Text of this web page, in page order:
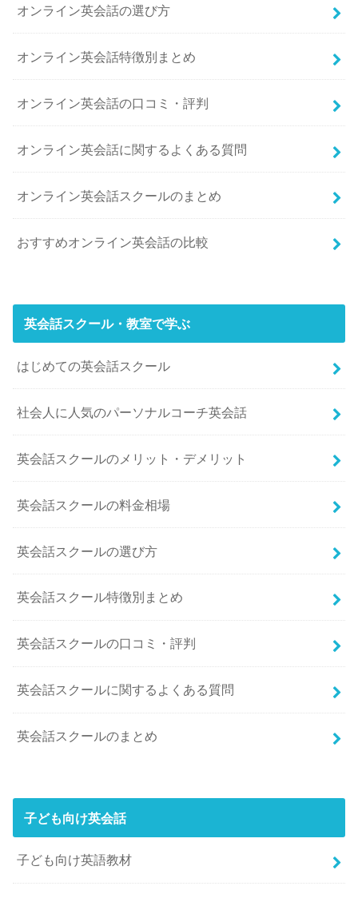
オンライン英会話の選び方
オンライン英会話特徴別まとめ
オンライン英会話の口コミ・評判
オンライン英会話に関するよくある質問
オンライン英会話スクールのまとめ
おすすめオンライン英会話の比較
英会話スクール・教室で学ぶ
はじめての英会話スクール
社会人に人気のパーソナルコーチ英会話
英会話スクールのメリット・デメリット
英会話スクールの料金相場
英会話スクールの選び方
英会話スクール特徴別まとめ
英会話スクールの口コミ・評判
英会話スクールに関するよくある質問
英会話スクールのまとめ
子ども向け英会話
子ども向け英語教材